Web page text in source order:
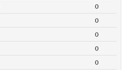
0
0
0
0
0